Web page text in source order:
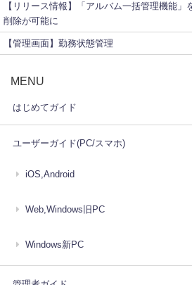
【リリース情報】「アルバム一括管理機能
削除が可能に
【管理画面】勤務状態管理
MENU
はじめてガイド
ユーザーガイド(PC/スマホ)
iOS,Android
Web,Windows旧PC
Windows新PC